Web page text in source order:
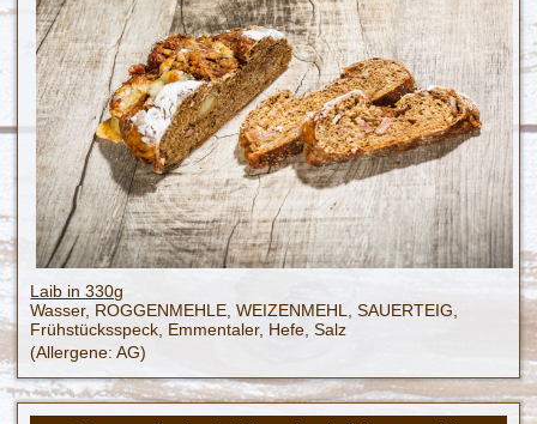
Laib in 330g
Wasser, ROGGENMEHLE, WEIZENMEHL, SAUERTEIG,
Frühstücksspeck, Emmentaler, Hefe, Salz
(Allergene: AG)